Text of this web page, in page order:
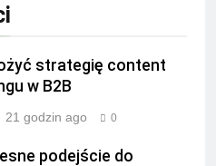
strategię content
w B2B
21 godzin ago 0
podejście do